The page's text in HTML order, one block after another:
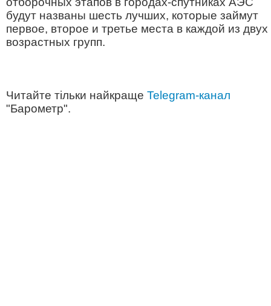
будут названы шесть лучших, которые займут
первое, второе и третье места в каждой из двух
возрастных групп.
Читайте тільки найкраще Telegram-канал
"Барометр".